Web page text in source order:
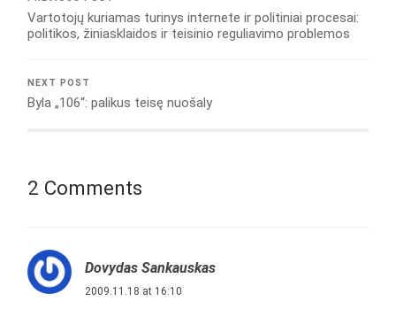
Vartotojų kuriamas turinys internete ir politiniai procesai:
politikos, žiniasklaidos ir teisinio reguliavimo problemos
NEXT POST
Byla „106“: palikus teisę nuošaly
2 Comments
Dovydas Sankauskas
2009.11.18 at 16:10